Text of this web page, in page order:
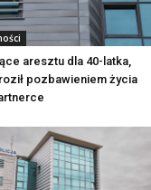
aresztu dla 40-latka,
pozbawieniem życia